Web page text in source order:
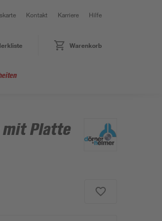
Kontakt Karriere Hilfe
Warenkorb
mit Platte